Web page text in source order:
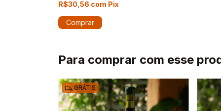
R$30,56 com Pix
Para comprar com esse
GRÁTIS